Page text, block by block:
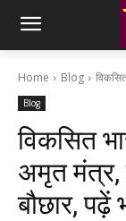
Home Blog
Blog
विकसित
अमृत मंत्र,
बौछार,